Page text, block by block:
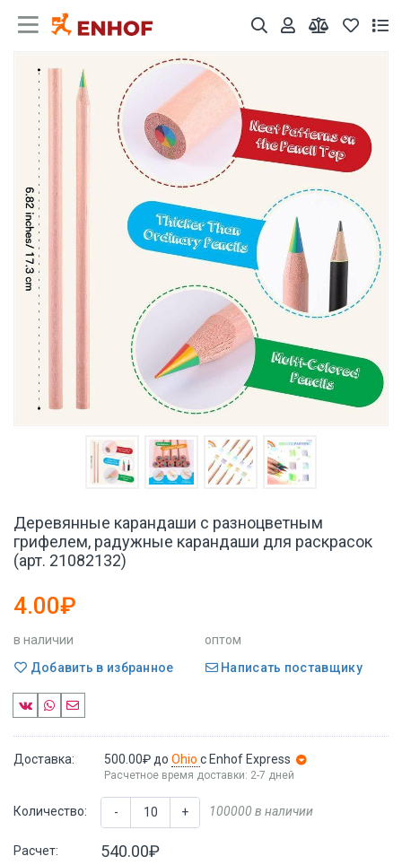
Деревянные карандаши с разноцветным
грифелем, радужные карандаши для раскрасок
(арт. 21082132)
4.00₽
в наличии
оптом
Добавить в избранное
Написать поставщику
Доставка: 500.00₽ до Ohio с Enhof Express
Расчетное время доставки: 2-7 дней
Количество: - + 100000 в наличии
Расчет: 540.00₽